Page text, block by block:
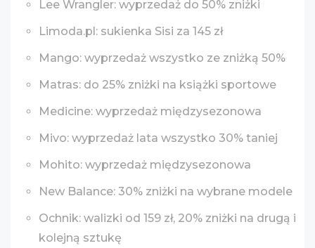
Lee Wrangler: wyprzedaż do 50% zniżki
Limoda.pl: sukienka Sisi za 145 zł
Mango: wyprzedaż wszystko ze zniżką 50%
Matras: do 25% zniżki na książki sportowe
Medicine: wyprzedaż międzysezonowa
Mivo: wyprzedaż lata wszystko 30% taniej
Mohito: wyprzedaż międzysezonowa
New Balance: 30% zniżki na wybrane modele
Ochnik: walizki od 159 zł, 20% zniżki na drugą i
kolejną sztukę